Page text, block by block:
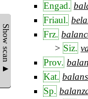
Show scan ▲
Engad.
Friaul.
Frz.
Siz.
Prov.
Kat.
Sp.